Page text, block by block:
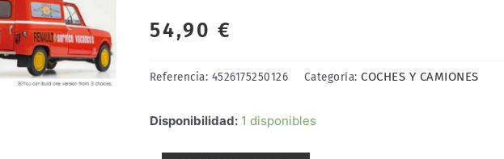
54,90 €
Referencia: 4526175250126 Categoría:COCHES Y CAMIONES
Disponibilidad: 1 disponibles
EBBRO